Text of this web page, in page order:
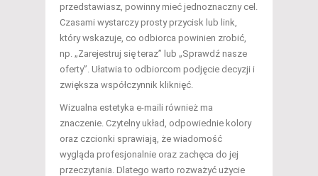
przedstawiasz, powinny mieć jednoznaczny cel.
Czasami wystarczy prosty przycisk lub link,
który wskazuje, co odbiorca powinien zrobić,
np. „Zarejestruj się teraz” lub „Sprawdź nasze
oferty”. Ułatwia to odbiorcom podjęcie decyzji i
zwiększa współczynnik kliknięć.
Wizualna estetyka e-maili również ma
znaczenie. Czytelny układ, odpowiednie kolory
oraz czcionki sprawiają, że wiadomość
wygląda profesjonalnie oraz zachęca do jej
przeczytania. Dlatego warto rozważyć użycie